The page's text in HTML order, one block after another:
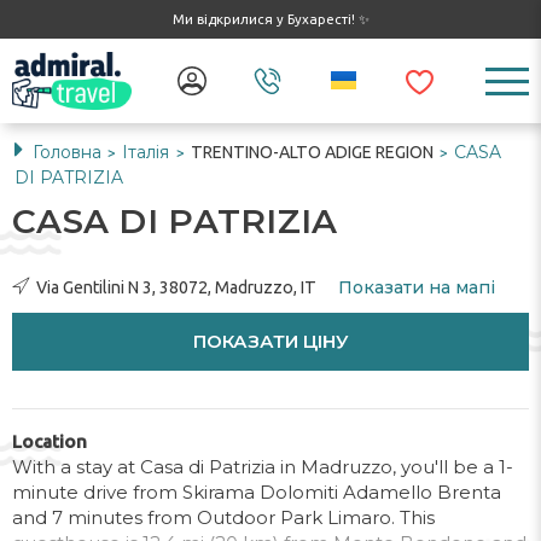
Ми відкрилися у Бухаресті! ✨
Головна > Італія > TRENTINO-ALTO ADIGE REGION > CASA
DI PATRIZIA
CASA DI PATRIZIA
Via Gentilini N 3, 38072, Madruzzo, IT Показати на мапі
ПОКАЗАТИ ЦІНУ
Location
With a stay at Casa di Patrizia in Madruzzo, you'll be a 1-
minute drive from Skirama Dolomiti Adamello Brenta
and 7 minutes from Outdoor Park Limaro. This